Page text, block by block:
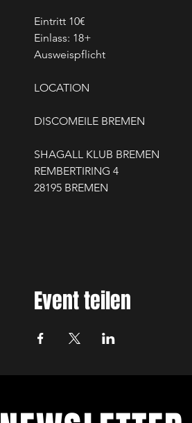
Eintritt 10€
Einlass: 18+
Ausweispflicht
LOCATION
DISCOMEILE BREMEN
SHAGALL KLUB BREMEN
REMBERTIRING 4
28195 BREMEN
Event teilen